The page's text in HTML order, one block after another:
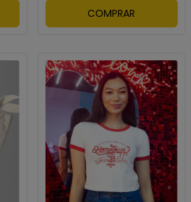
COMPRAR